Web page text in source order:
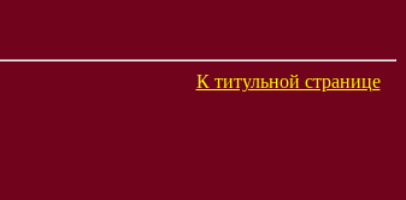
К титульной странице